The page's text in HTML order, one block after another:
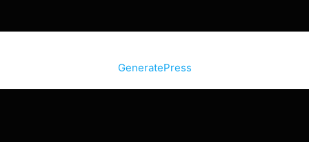
GeneratePress